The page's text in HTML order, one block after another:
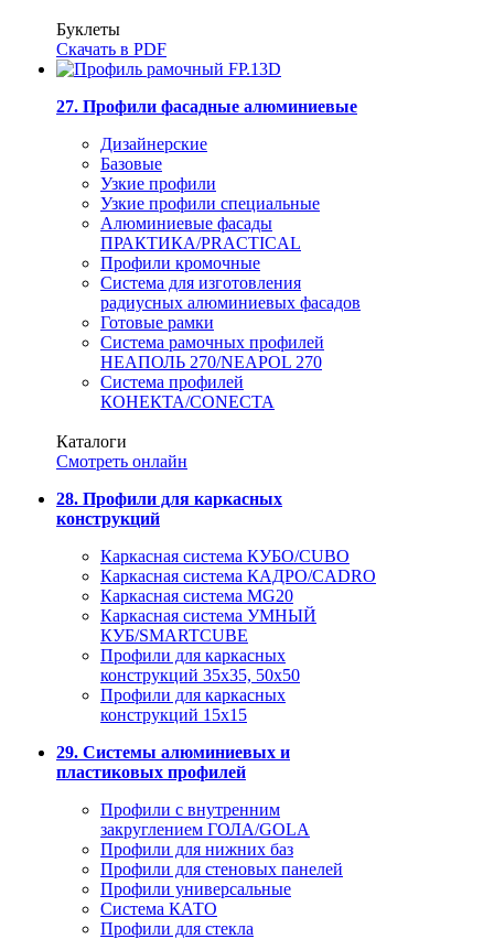
Буклеты
Скачать в PDF
27. Профили фасадные алюминиевые
Дизайнерские
Базовые
Узкие профили
Узкие профили специальные
Алюминиевые фасады
ПРАКТИКА/PRACTICAL
Профили кромочные
Система для изготовления
радиусных алюминиевых фасадов
Готовые рамки
Система рамочных профилей
НЕАПОЛЬ 270/NEAPOL 270
Система профилей
КОНЕКТА/CONECTA
Каталоги
Смотреть онлайн
28. Профили для каркасных
конструкций
Каркасная система КУБО/CUBO
Каркасная система КАДРО/CADRO
Каркасная система MG20
Каркасная система УМНЫЙ
КУБ/SMARTCUBE
Профили для каркасных
конструкций 35x35, 50x50
Профили для каркасных
конструкций 15х15
29. Системы алюминиевых и
пластиковых профилей
Профили с внутренним
закруглением ГОЛА/GOLA
Профили для нижних баз
Профили для стеновых панелей
Профили универсальные
Система КАТО
Профили для стекла